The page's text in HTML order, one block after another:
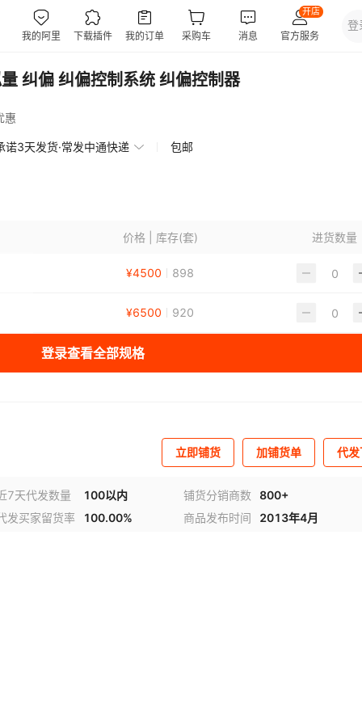
纠偏 纠偏控制系统 纠偏控制器
惠
诺3天发货·常发中通快递 包邮
价格 | 库存(套) 进货数量
¥4500 898
¥6500 920
登录查看全部规格
立即铺货 加铺货单 代
7天代发数量 100以内 铺货分销商数
800+
发买家留货率
100.00% 商品发布时间 2013年4月